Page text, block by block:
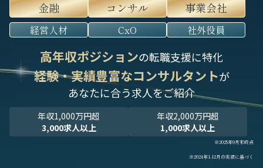
金融
コンサル 事業会社
経営人材 CxO 社外役員
高年収ポジションの転職支援に特化
経験・実績豊富なコンサルタントが
あなたに合う求人をご紹介
年収1,000万円超
3,000求人以上
年収2,000万円超
1,000求人以上
※2025年9月末時点
※2024年1-12月の実績に基づく